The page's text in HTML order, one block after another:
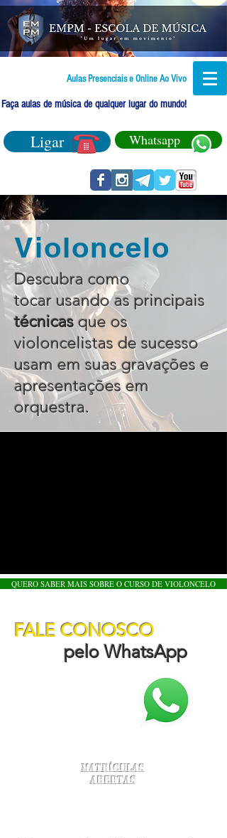
Aulas Presenciais e Online Ao Vivo
Faça aulas de música de qualquer lugar do mundo!
Ligar Whatsapp
Violoncelo
Descubra como
tocar usando as principais
técnicasque os
violoncelistas de sucesso
usam em suas gravações e
apresentações em
orquestra.
QUERO SABER MAIS SOBRE O CURSO DE VIOLONCELO
FALE CONOSCO
pelo WhatsApp
Matrículas
Abertas